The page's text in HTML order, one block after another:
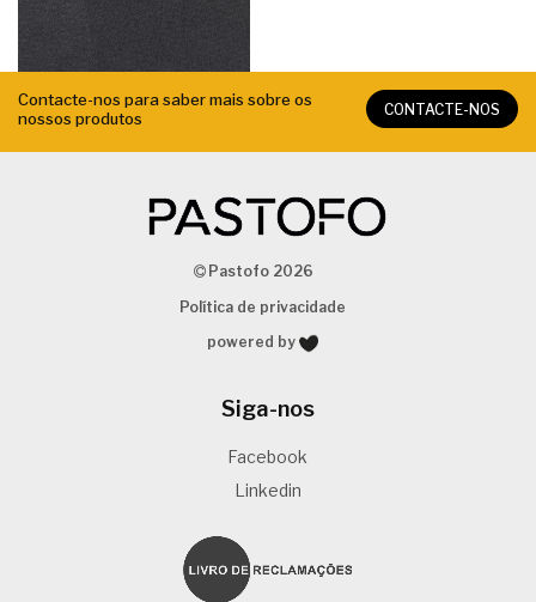
Contacte-nos para saber mais sobre os
nossos produtos
CONTACTE-NOS
Pastofo 2026
Política de privacidade
powered by
Siga-nos
Facebook
Linkedin